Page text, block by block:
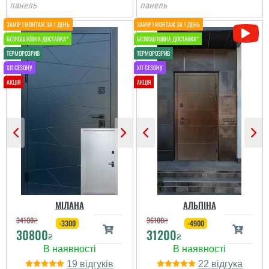
Євген
Потрібно було двері в
кладову, щоб недорого і
панель
панель
МІЛАНА
34100₴
30800₴
-3300
19
АЛЬПІНА
36100₴
31200₴
-4900
22